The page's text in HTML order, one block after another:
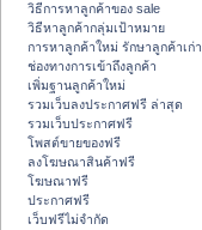
วิธีการหาลูกค้าของ sale
วิธีหาลูกค้ากลุ่มเป้าหมาย
การหาลูกค้าใหม่ รักษาลูกค้าเก่า
ช่องทางการเข้าถึงลูกค้า
เพิ่มฐานลูกค้าใหม่
รวมเว็บลงประกาศฟรี ล่าสุด
รวมเว็บประกาศฟรี
โพสต์ขายของฟรี
ลงโฆษณาสินค้าฟรี
โฆษณาฟรี
ประกาศฟรี
เว็บฟรีไม่จำกัด